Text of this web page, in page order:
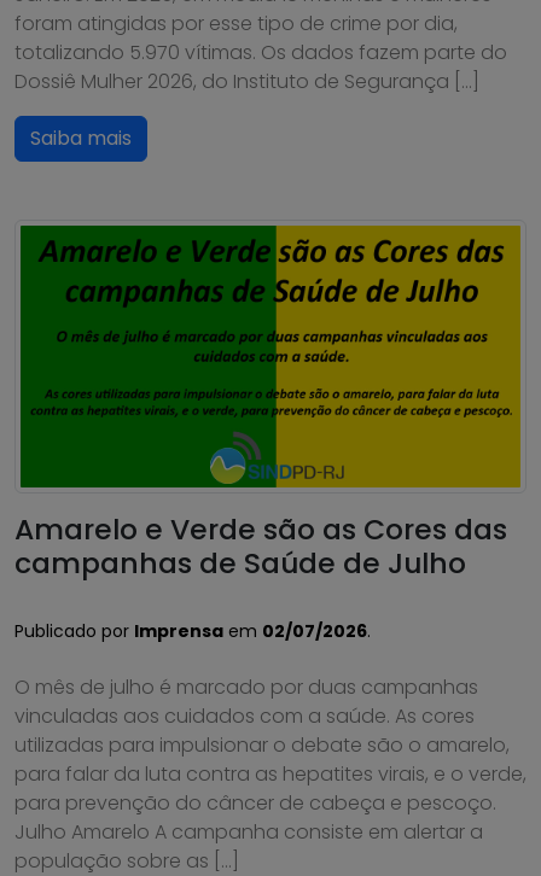
foram atingidas por esse tipo de crime por dia,
totalizando 5.970 vítimas. Os dados fazem parte do
Dossiê Mulher 2026, do Instituto de Segurança […]
Saiba mais
Amarelo e Verde são as Cores das
campanhas de Saúde de Julho
Publicado por Imprensa em 02/07/2026.
O mês de julho é marcado por duas campanhas
vinculadas aos cuidados com a saúde. As cores
utilizadas para impulsionar o debate são o amarelo,
para falar da luta contra as hepatites virais, e o verde,
para prevenção do câncer de cabeça e pescoço.
Julho Amarelo A campanha consiste em alertar a
população sobre as […]